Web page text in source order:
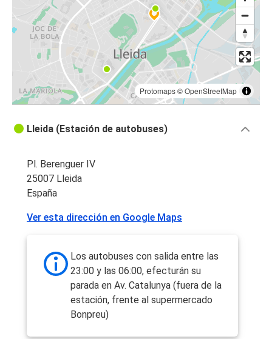
Protomaps©OpenStreetMap
Lleida (Estación de autobuses)
Pl. Berenguer IV
25007 Lleida
España
Ver esta dirección en Google Maps
Los autobuses con salida entre las
23:00 y las 06:00, efecturán su
parada en Av. Catalunya (fuera de la
estación, frente al supermercado
Bonpreu)